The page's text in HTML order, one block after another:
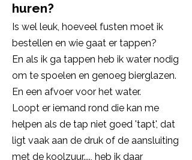
huren?
Is wel leuk, hoeveel fusten moet ik
bestellen en wie gaat er tappen?
En als ik ga tappen heb ik water nodig
om te spoelen en genoeg bierglazen.
En een afvoer voor het water.
Loopt er iemand rond die kan me
helpen als de tap niet goed 'tapt', dat
ligt vaak aan de druk of de aansluiting
met de koolzuur...., heb ik daar